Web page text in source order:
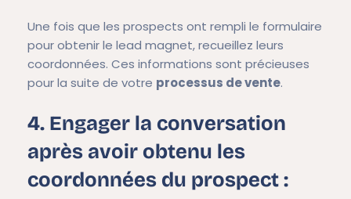
Une fois que les prospects ont rempli le formulaire
pour obtenir le lead magnet, recueillez leurs
coordonnées. Ces informations sont précieuses
pour la suite de votre processus de vente.
4. Engager la conversation
après avoir obtenu les
coordonnées du prospect :